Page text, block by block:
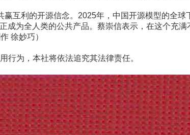
利的开源信念。2025年，中国开源模型的全球
成为全人类的公共产品。蔡崇信表示，在这个充
徐妙巧）
行为，本社将依法追究其法律责任。